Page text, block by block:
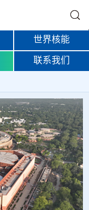
世界核能
联系我们